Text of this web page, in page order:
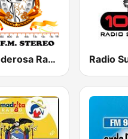
La Poderosa Radio 92.9 FM